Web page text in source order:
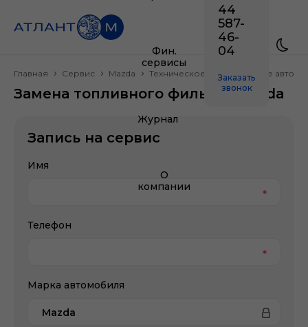
Фин.
сервисы
Журнал
О
компании
44
587-
46-
04
Заказать
звонок
Главная Сервис Mazda Техническое обслуживание
Замена топливного фильтра Mazda
Запись на сервис
Имя
Телефон
Марка автомобиля
Mazda